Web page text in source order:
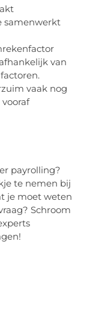
samenwerkt
van
vaak nog
payrolling?
te nemen bij
je moet weten
Schroom